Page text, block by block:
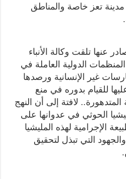
تعز خاصة والمناطق
عنها تلقت وكالة الأنباء
الدولية العاملة في
غير الإنسانية ورصدها
للقيام بدوره في منع
المتدهورة.. لافتة إلى أن النهج
الحوثي في عدوانها على
الإجرامية لهذه المليشيا
التي تبذل لتحقيق